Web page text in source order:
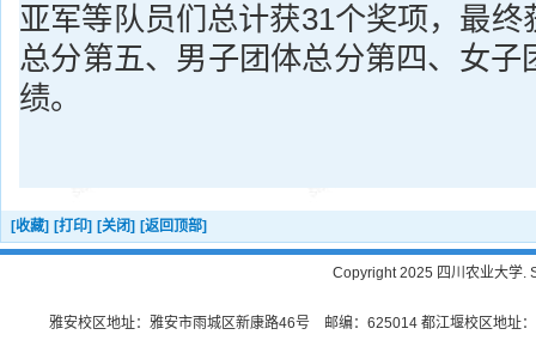
亚军等队员们总计获31个奖项，最终
总分第五、男子团体总分第四、女子
绩。
[收藏] [打印] [关闭] [返回顶部]
Copyright 2025 四川农业大学.
雅安校区地址：雅安市雨城区新康路46号 邮编：625014 都江堰校区地址